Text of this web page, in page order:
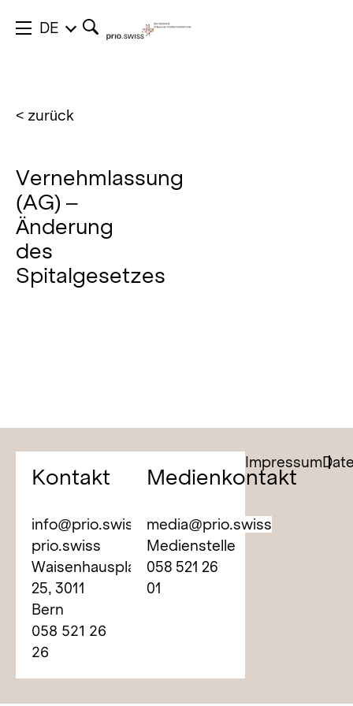
DE
< zurück
Vernehmlassung
(AG) –
Änderung
des
Spitalgesetzes
Kontakt
info@prio.swiss
prio.swiss
Waisenhausplatz
25, 3011
Bern
058 521 26
26
Medienkontakt
media@prio.swiss
Medienstelle
058 521 26
01
Impressum